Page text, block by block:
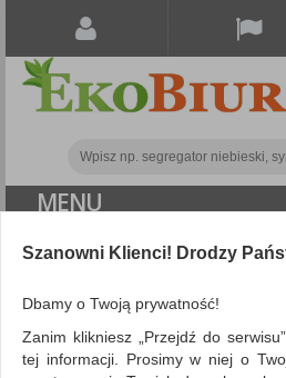
MENU
Urządzenia i maszyny
Szanowni Klienci! Drodzy
Dbamy o Twoją prywatność!
Zanim klikniesz „Przejdź do
tej informacji. Prosimy w niej o